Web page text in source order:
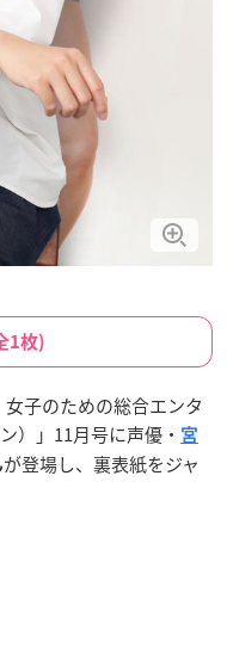
1枚)
子のための総合エンタ
）」11月号に声優・ 宮
が登場し、裏表紙をジャ